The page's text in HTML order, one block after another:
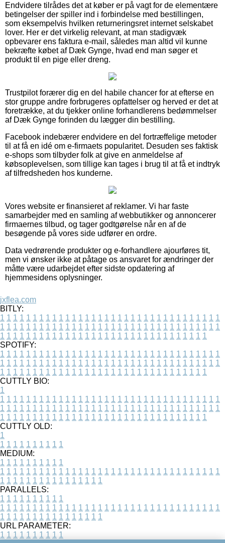
Endvidere tilrådes det at køber er på vagt for de elementære
betingelser der spiller ind i forbindelse med bestillingen,
som eksempelvis hvilken returneringsret internet selskabet
lover. Her er det virkelig relevant, at man stadigvæk
opbevarer ens faktura e-mail, således man altid vil kunne
bekræfte købet af Dæk Gynge, hvad end man søger et
produkt til en pige eller dreng.
Trustpilot forærer dig en del habile chancer for at efterse en
stor gruppe andre forbrugeres opfattelser og herved er det at
foretrække, at du tjekker online forhandlerens bedømmelser
af Dæk Gynge forinden du lægger din bestilling.
Facebook indebærer endvidere en del fortræffelige metoder
til at få en idé om e-firmaets popularitet. Desuden ses faktisk
e-shops som tilbyder folk at give en anmeldelse af
købsoplevelsen, som tillige kan tages i brug til at få et indtryk
af tilfredsheden hos kunderne.
Vores website er finansieret af reklamer. Vi har faste
samarbejder med en samling af webbutikker og annoncerer
firmaernes tilbud, og tager godtgørelse når en af de
besøgende på vores side udfører en ordre.
Data vedrørende produkter og e-forhandlere ajourføres tit,
men vi ønsker ikke at påtage os ansvaret for ændringer der
måtte være udarbejdet efter sidste opdatering af
hjemmesidens oplysninger.
jxflea.com
BITLY:
1 1 1 1 1 1 1 1 1 1 1 1 1 1 1 1 1 1 1 1 1 1 1 1 1 1 1 1 1 1 1 1 1 1
1 1 1 1 1 1 1 1 1 1 1 1 1 1 1 1 1 1 1 1 1 1 1 1 1 1 1 1 1 1 1 1 1 1
1 1 1 1 1 1 1 1 1 1 1 1 1 1 1 1 1 1 1 1 1 1 1 1 1 1 1 1 1 1 1 1
SPOTIFY:
1 1 1 1 1 1 1 1 1 1 1 1 1 1 1 1 1 1 1 1 1 1 1 1 1 1 1 1 1 1 1 1 1 1
1 1 1 1 1 1 1 1 1 1 1 1 1 1 1 1 1 1 1 1 1 1 1 1 1 1 1 1 1 1 1 1 1 1
1 1 1 1 1 1 1 1 1 1 1 1 1 1 1 1 1 1 1 1 1 1 1 1 1 1 1 1 1 1 1 1
CUTTLY BIO:
1
1 1 1 1 1 1 1 1 1 1 1 1 1 1 1 1 1 1 1 1 1 1 1 1 1 1 1 1 1 1 1 1 1 1
1 1 1 1 1 1 1 1 1 1 1 1 1 1 1 1 1 1 1 1 1 1 1 1 1 1 1 1 1 1 1 1 1 1
1 1 1 1 1 1 1 1 1 1 1 1 1 1 1 1 1 1 1 1 1 1 1 1 1 1 1 1 1 1 1 1
CUTTLY OLD:
1
1 1 1 1 1 1 1 1 1 1
MEDIUM:
1 1 1 1 1 1 1 1 1 1
1 1 1 1 1 1 1 1 1 1 1 1 1 1 1 1 1 1 1 1 1 1 1 1 1 1 1 1 1 1 1 1 1 1
1 1 1 1 1 1 1 1 1 1 1 1 1 1 1 1
PARALLELS:
1 1 1 1 1 1 1 1 1 1
1 1 1 1 1 1 1 1 1 1 1 1 1 1 1 1 1 1 1 1 1 1 1 1 1 1 1 1 1 1 1 1 1 1
1 1 1 1 1 1 1 1 1 1 1 1 1 1 1 1
URL PARAMETER:
1 1 1 1 1 1 1 1 1 1